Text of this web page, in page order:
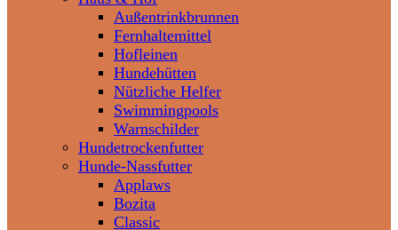
Außentrinkbrunnen
Fernhaltemittel
Hofleinen
Hundehütten
Nützliche Helfer
Swimmingpools
Warnschilder
Hundetrockenfutter
Hunde-Nassfutter
Applaws
Bozita
Classic